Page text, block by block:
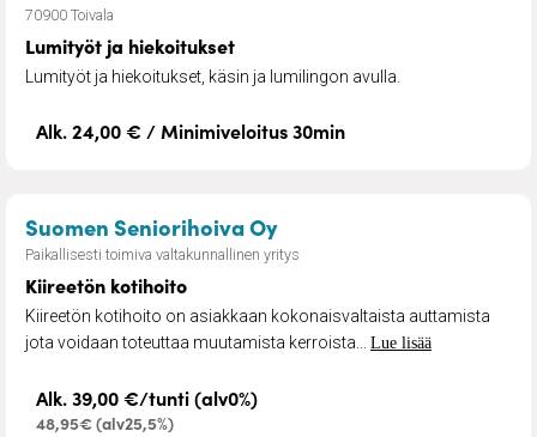
70900 Toivala
Lumityöt ja hiekoitukset
Lumityöt ja hiekoitukset, käsin ja lumilingon avulla.
Alk. 24,00 € / Minimiveloitus 30min
Suomen Seniorihoiva Oy– Kiireetön kotihoito
Paikallisesti toimiva valtakunnallinen yritys
Kiireetön kotihoito
Kiireetön kotihoito on asiakkaan kokonaisvaltaista auttamista
jota voidaan toteuttaa muutamista kerroista... Lue lisää
Alk. 39,00 €/tunti (alv0%)
48,95€ (alv25,5%)